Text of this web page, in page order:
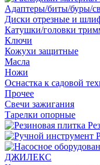
Адаптеры/биты/буры/
Диски отрезные и
Катушки/головки
Ключи
Кожухи защитные
Масла
Ножи
Оснастка к садовой
Прочее
Свечи зажигания
Тарелки опорные
ДЖИЛЕКС